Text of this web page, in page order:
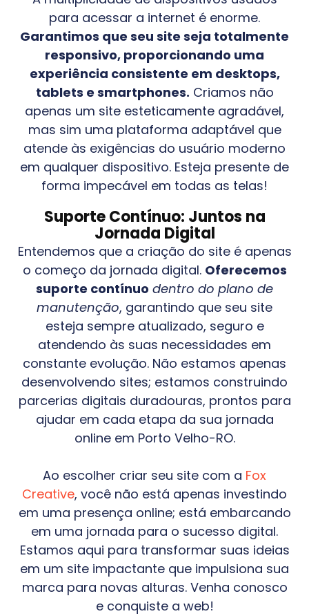
para acessar a internet é enorme.
Garantimos que seu site seja totalmente
responsivo, proporcionando uma
experiência consistente em desktops,
tablets e smartphones. Criamos não
apenas um site esteticamente agradável,
mas sim uma plataforma adaptável que
atende às exigências do usuário moderno
em qualquer dispositivo. Esteja presente de
forma impecável em todas as telas!
Suporte Contínuo: Juntos na
Jornada Digital
Entendemos que a criação do site é apenas
o começo da jornada digital. Oferecemos
suporte contínuo dentro do plano de
manutenção, garantindo que seu site
esteja sempre atualizado, seguro e
atendendo às suas necessidades em
constante evolução. Não estamos apenas
desenvolvendo sites; estamos construindo
parcerias digitais duradouras, prontos para
ajudar em cada etapa da sua jornada
online em Porto Velho-RO.
Ao escolher criar seu site com a Fox
Creative, você não está apenas investindo
em uma presença online; está embarcando
em uma jornada para o sucesso digital.
Estamos aqui para transformar suas ideias
em um site impactante que impulsiona sua
marca para novas alturas. Venha conosco
e conquiste a web!